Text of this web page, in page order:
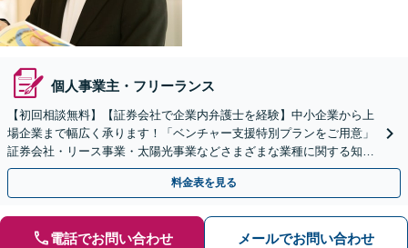
個人事業主・フリーランス
【初回相談無料】【証券会社で企業内弁護士を経験】中小企業から上
場企業まで幅広く承ります！「ベンチャー支援特別プランをご用意」
証券会社・リース事業・太陽光事業などさまざまな業種に関する知識
あり【メール相談可】【夜間面談対応】【大江橋駅3分】
料金表を見る
電話でお問い合わせ メールでお問い合わせ